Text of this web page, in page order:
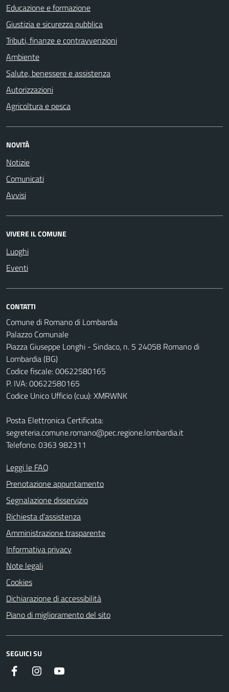
Educazione e formazione
Giustizia e sicurezza pubblica
Tributi, finanze e contravvenzioni
Ambiente
Salute, benessere e assistenza
Autorizzazioni
Agricoltura e pesca
NOVITÀ
Notizie
Comunicati
Avvisi
VIVERE IL COMUNE
Luoghi
Eventi
CONTATTI
Comune di Romano di Lombardia
Palazzo Comunale
Piazza Giuseppe Longhi - Sindaco, n. 5 24058 Romano di
Lombardia (BG)
Codice fiscale: 00622580165
P. IVA: 00622580165
Codice Unico Ufficio (cuu): XMRWNK
Posta Elettronica Certificata:
segreteria.comune.romano@pec.regione.lombardia.it
Telefono: 0363 982311
Leggi le FAQ
Prenotazione appuntamento
Segnalazione disservizio
Richiesta d'assistenza
Amministrazione trasparente
Informativa privacy
Note legali
Cookies
Dichiarazione di accessibilità
Piano di miglioramento del sito
SEGUICI SU
Facebook Instagram